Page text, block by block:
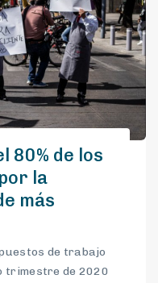
80% de los
la
más
de trabajo
trimestre de 2020